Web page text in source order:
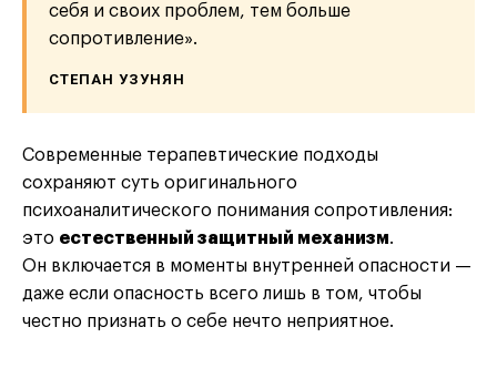
себя и своих проблем, тем больше
сопротивление».
СТЕПАН УЗУНЯН
Современные терапевтические подходы
сохраняют суть оригинального
психоаналитического понимания сопротивления:
это естественный защитный механизм.
Он включается в моменты внутренней опасности —
даже если опасность всего лишь в том, чтобы
честно признать о себе нечто неприятное.